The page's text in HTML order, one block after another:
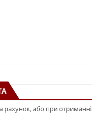
рахунок, або при отриманні